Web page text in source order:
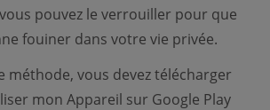
pouvez le verrouiller pour que
fouiner dans votre vie privée.
méthode, vous devez télécharger
mon Appareil sur Google Play